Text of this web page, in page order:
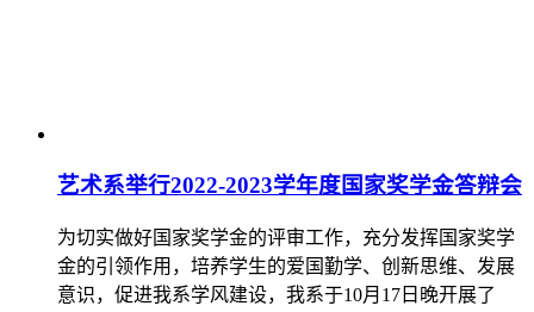
艺术系举行2022-2023学年度国家奖学金答辩会
为切实做好国家奖学金的评审工作，充分发挥国家奖学
金的引领作用，培养学生的爱国勤学、创新思维、发展
意识，促进我系学风建设，我系于10月17日晚开展了